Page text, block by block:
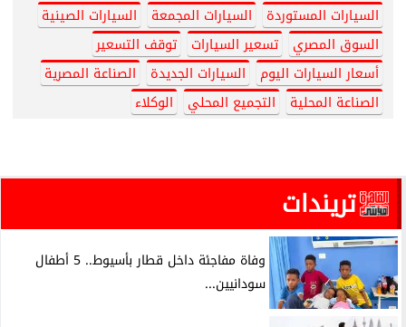
السيارات المستوردة
السيارات المجمعة
السيارات الصينية
السوق المصري
تسعير السيارات
توقف التسعير
أسعار السيارات اليوم
السيارات الجديدة
الصناعة المصرية
الصناعة المحلية
التجميع المحلي الوكلاء
تريندات
وفاة مفاجئة داخل قطار بأسيوط.. 5 أطفال
سودانيين...